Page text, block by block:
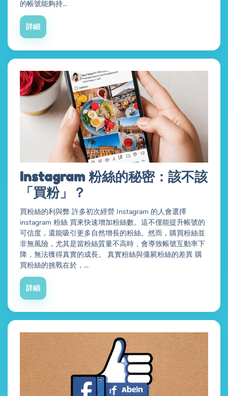
的帳號能夠持...
詳細
Instagram 粉絲的秘密：該不該
「買粉」？
買粉絲的利與弊 許多初次經營 Instagram 的人會選擇
instagram 粉絲 買來快速增加粉絲數。這不僅能提升帳號的
可信度，還能吸引更多自然增長的粉絲。然而，購買粉絲並
非無風險，尤其是當粉絲質量不高時，會導致帳號互動率下
降，無法獲得真實的成長。 真實粉絲與僵屍粉絲的差異 購
買粉絲的挑戰在於，...
詳細